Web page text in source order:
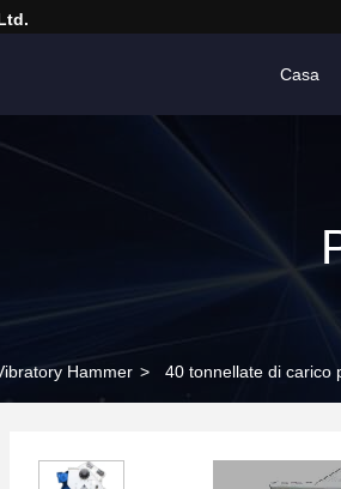
Casa
Hammer > 40 tonnellate di carico